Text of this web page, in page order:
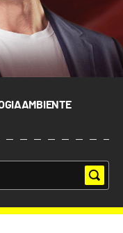
AMBIENTE